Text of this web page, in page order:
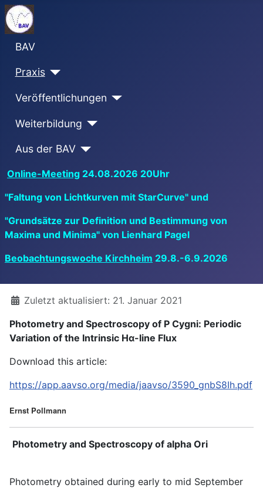
BAV
Praxis
Veröffentlichungen
Weiterbildung
Aus der BAV
Online-Meeting 24.08.2026 20Uhr
"Faltung von Lichtkurven mit StarCurve" und
"Grundsätze zur Definition und Bestimmung von
Maxima und Minima" von Lienhard Pagel
Beobachtungswoche Kirchheim 29.8.-6.9.2026
DetailsZuletzt aktualisiert: 21. Januar 2021
Photometry and Spectroscopy of P Cygni: Periodic
Variation of the Intrinsic Hα-line Flux
Download this article:
https://app.aavso.org/media/jaavso/3590_gnbS8Ih.pdf
Ernst Pollmann
Photometry and Spectroscopy of alpha Ori
Photometry obtained during early to mid September